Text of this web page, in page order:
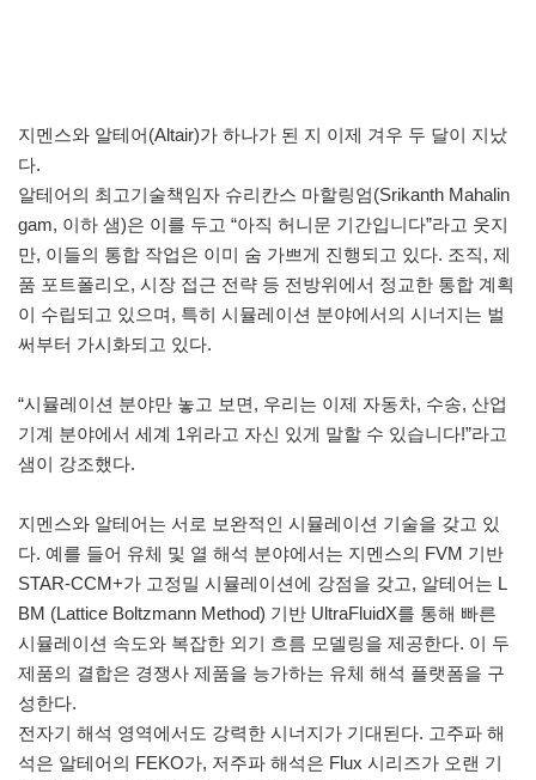
지멘스와 알테어(Altair)가 하나가 된 지 이제 겨우 두 달이 지났
다.
알테어의 최고기술책임자 슈리칸스 마할링엄(Srikanth Mahalin
gam, 이하 샘)은 이를 두고 “아직 허니문 기간입니다”라고 웃지
만, 이들의 통합 작업은 이미 숨 가쁘게 진행되고 있다. 조직, 제
품 포트폴리오, 시장 접근 전략 등 전방위에서 정교한 통합 계획
이 수립되고 있으며, 특히 시뮬레이션 분야에서의 시너지는 벌
써부터 가시화되고 있다.
“시뮬레이션 분야만 놓고 보면, 우리는 이제 자동차, 수송, 산업
기계 분야에서 세계 1위라고 자신 있게 말할 수 있습니다!”라고
샘이 강조했다.
지멘스와 알테어는 서로 보완적인 시뮬레이션 기술을 갖고 있
다. 예를 들어 유체 및 열 해석 분야에서는 지멘스의 FVM 기반
STAR-CCM+가 고정밀 시뮬레이션에 강점을 갖고, 알테어는 L
BM (Lattice Boltzmann Method) 기반 UltraFluidX를 통해 빠른
시뮬레이션 속도와 복잡한 외기 흐름 모델링을 제공한다. 이 두
제품의 결합은 경쟁사 제품을 능가하는 유체 해석 플랫폼을 구
성한다.
전자기 해석 영역에서도 강력한 시너지가 기대된다. 고주파 해
석은 알테어의 FEKO가, 저주파 해석은 Flux 시리즈가 오랜 기